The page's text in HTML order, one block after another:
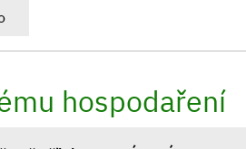
hospodaření